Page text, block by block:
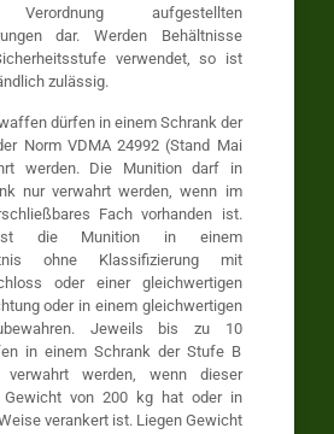
Verordnung aufgestellten
dar. Werden Behältnisse
verwendet, so ist
zulässig.
dürfen in einem Schrank der
Norm VDMA 24992 (Stand Mai
werden. Die Munition darf in
nur verwahrt werden, wenn im
Fach vorhanden ist.
ist die Munition in einem
ohne Klassifizierung mit
oder einer gleichwertigen
oder in einem gleichwertigen
Jeweils bis zu 10
in einem Schrank der Stufe B
verwahrt werden, wenn dieser
Gewicht von 200 kg hat oder in
verankert ist. Liegen Gewicht